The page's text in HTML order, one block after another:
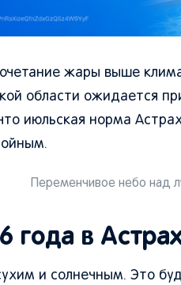
жары выше
области ожидается
июльская норма
Переменчивое небо над
года в
и солнечным. Это